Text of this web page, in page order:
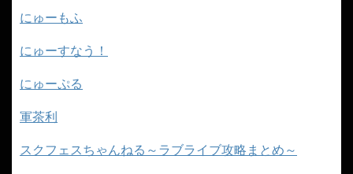
にゅーもふ
にゅーすなう！
にゅーぷる
軍茶利
スクフェスちゃんねる～ラブライブ攻略まとめ～